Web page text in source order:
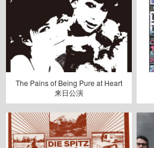
The Pains of Being Pure at Heart
来日公演